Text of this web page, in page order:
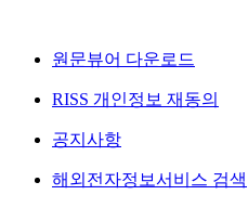
원문뷰어 다운로드
RISS 개인정보 재동의
공지사항
해외전자정보서비스 검색